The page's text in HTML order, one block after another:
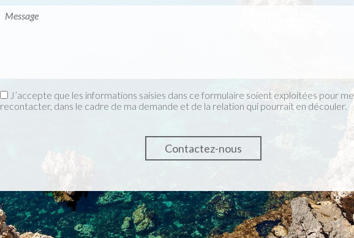
J’accepte que les informations saisies dans ce formulaire soient exploitées pour me
recontacter, dans le cadre de ma demande et de la relation qui pourrait en découler.